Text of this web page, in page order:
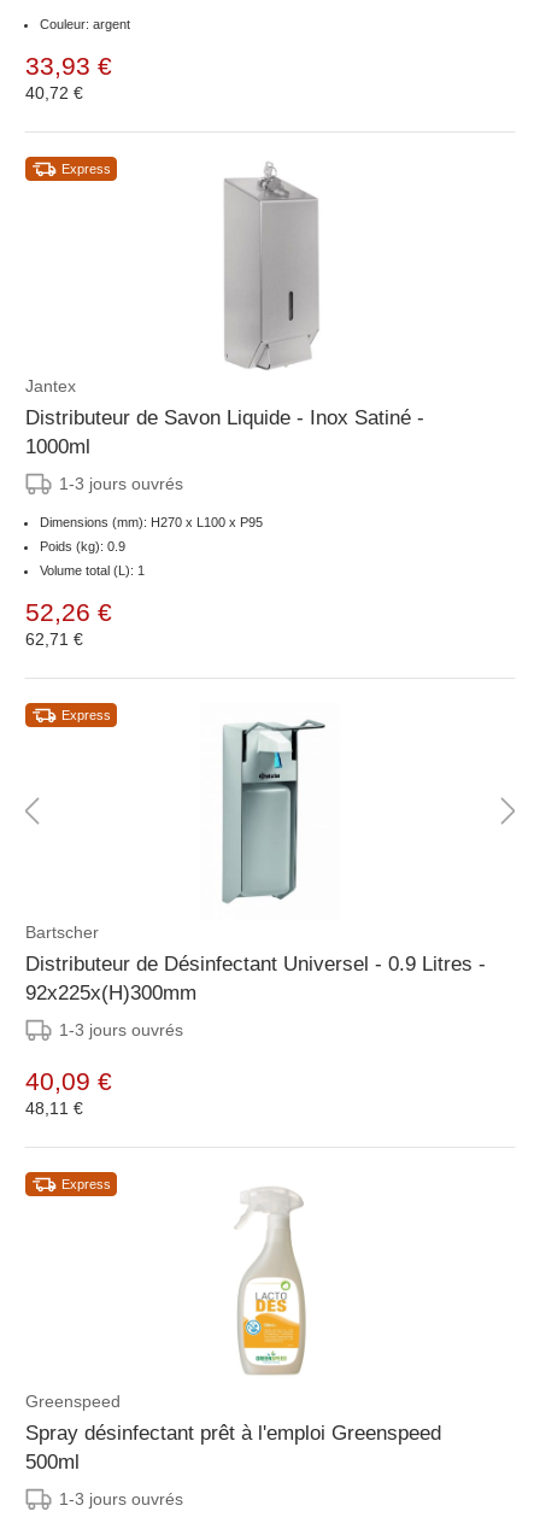
Couleur: argent
33,93 €
40,72 €
Express
Jantex
Distributeur de Savon Liquide - Inox Satiné -
1000ml
1-3 jours ouvrés
Dimensions (mm): H270 x L100 x P95
Poids (kg): 0.9
Volume total (L): 1
52,26 €
62,71 €
Express
Bartscher
Distributeur de Désinfectant Universel - 0.9 Litres -
92x225x(H)300mm
1-3 jours ouvrés
40,09 €
48,11 €
Express
Greenspeed
Spray désinfectant prêt à l'emploi Greenspeed
500ml
1-3 jours ouvrés